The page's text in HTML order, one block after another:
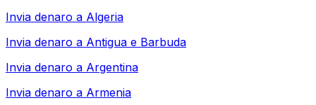
Invia denaro a Algeria
Invia denaro a Antigua e Barbuda
Invia denaro a Argentina
Invia denaro a Armenia